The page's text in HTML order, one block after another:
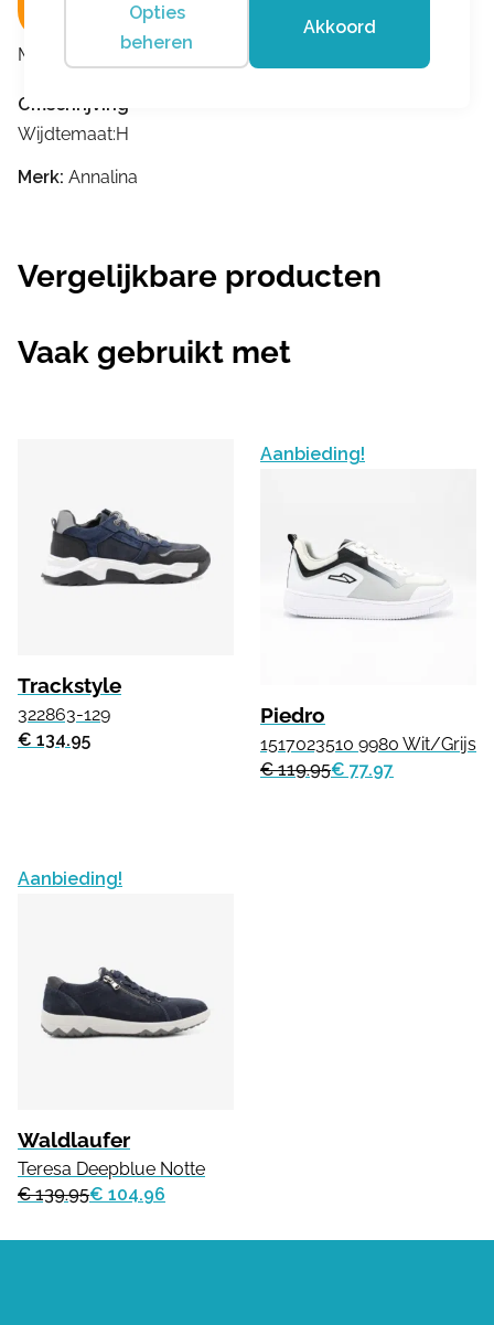
Merk: Annalina
Omschrijving
Wijdtemaat:H
Merk: Annalina
Vergelijkbare producten
Vaak gebruikt met
Trackstyle
322863-129
€ 134.95
Aanbieding!
Piedro
1517023510 9980 Wit/Grijs
€ 119.95€ 77.97
Aanbieding!
Waldlaufer
Teresa Deepblue Notte
€ 139.95€ 104.96
Opties
beheren
Akkoord